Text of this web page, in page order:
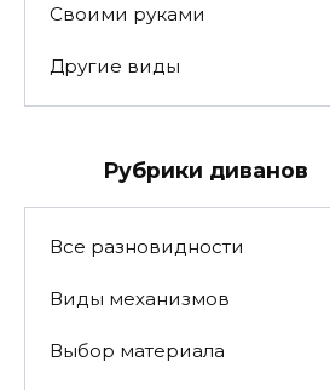
Своими руками
Другие виды
Рубрики диванов
Все разновидности
Виды механизмов
Выбор материала